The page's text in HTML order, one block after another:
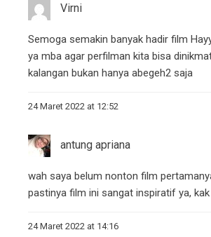
Virni
Semoga semakin banyak hadir film
ya mba agar perfilman kita bisa
kalangan bukan hanya abegeh2 saja
24 Maret 2022 at 12:52
antung apriana
wah saya belum nonton film
pastinya film ini sangat inspiratif ya, kak
24 Maret 2022 at 14:16